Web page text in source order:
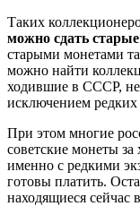
Таких
можно сдать
старыми монетами
можно найти
ходившие в СССР, не
исключением редких
При этом многие
советские монеты
именно с редкими
готовы платить.
находящиеся сейчас